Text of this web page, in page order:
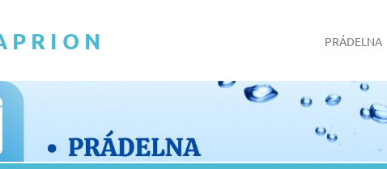
P R I O N PRÁDELNA